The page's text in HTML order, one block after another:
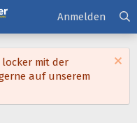
Anmelden
mit der
auf unserem